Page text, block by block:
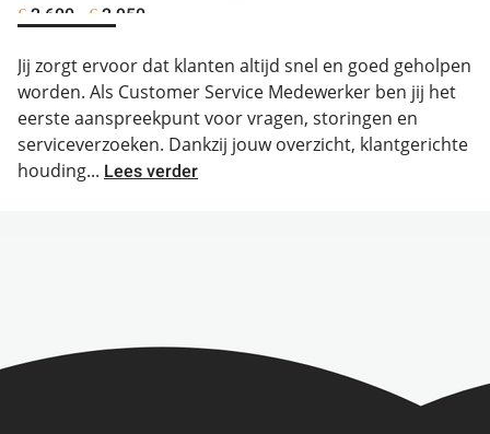
€ 2.600 - € 2.950
Jij zorgt ervoor dat klanten altijd snel en goed geholpen
worden. Als Customer Service Medewerker ben jij het
eerste aanspreekpunt voor vragen, storingen en
serviceverzoeken. Dankzij jouw overzicht, klantgerichte
houding... Lees verder